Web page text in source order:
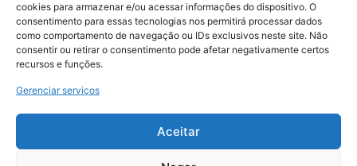
cookies para armazenar e/ou acessar informações do dispositivo. O
consentimento para essas tecnologias nos permitirá processar dados
como comportamento de navegação ou IDs exclusivos neste site. Não
consentir ou retirar o consentimento pode afetar negativamente certos
recursos e funções.
Gerenciar serviços
Aceitar
Registre seu email.
Termos de usoe aPolítica de privacidade